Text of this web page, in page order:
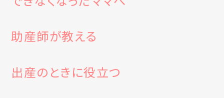
助産師が教える
出産のときに役立つ